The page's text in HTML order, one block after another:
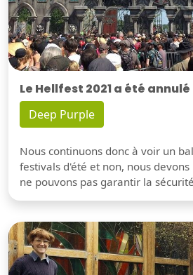
Le Hellfest 2021 a été annulé
Deep Purple
Nous continuons donc à voir un
festivals d'été et non, nous
ne pouvons pas garantir la